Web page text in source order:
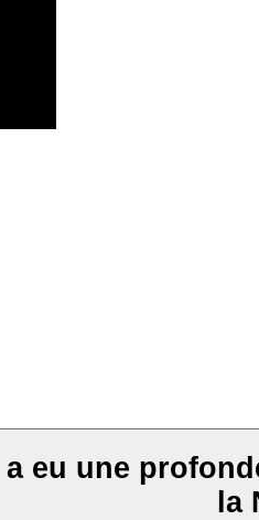
eu une
la